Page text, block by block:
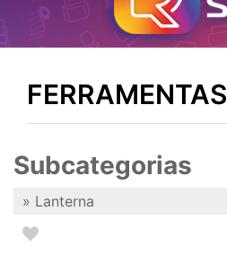
FERRAMENTAS
Subcategorias
» Lanterna